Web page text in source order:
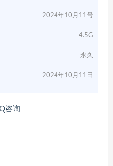
2024年10月11号
4.5G
永久
2024年10月11日
咨询